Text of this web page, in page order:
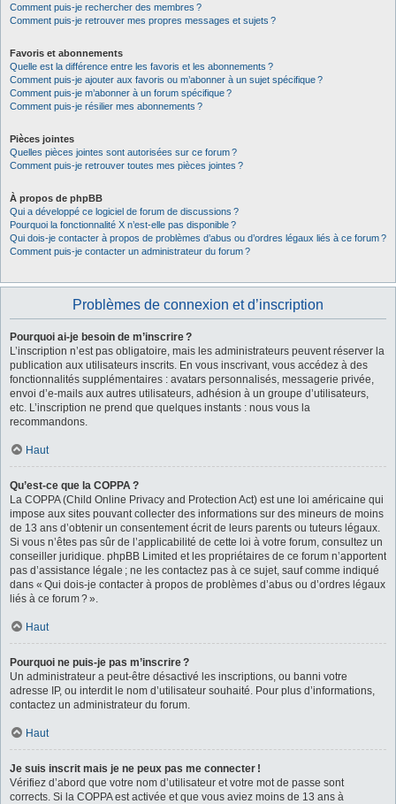
Comment puis-je rechercher des membres ?
Comment puis-je retrouver mes propres messages et sujets ?
Favoris et abonnements
Quelle est la différence entre les favoris et les abonnements ?
Comment puis-je ajouter aux favoris ou m’abonner à un sujet spécifique ?
Comment puis-je m’abonner à un forum spécifique ?
Comment puis-je résilier mes abonnements ?
Pièces jointes
Quelles pièces jointes sont autorisées sur ce forum ?
Comment puis-je retrouver toutes mes pièces jointes ?
À propos de phpBB
Qui a développé ce logiciel de forum de discussions ?
Pourquoi la fonctionnalité X n’est-elle pas disponible ?
Qui dois-je contacter à propos de problèmes d’abus ou d’ordres légaux liés à ce forum ?
Comment puis-je contacter un administrateur du forum ?
Problèmes de connexion et d’inscription
Pourquoi ai-je besoin de m’inscrire ?
L’inscription n’est pas obligatoire, mais les administrateurs peuvent réserver la
publication aux utilisateurs inscrits. En vous inscrivant, vous accédez à des
fonctionnalités supplémentaires : avatars personnalisés, messagerie privée,
envoi d’e-mails aux autres utilisateurs, adhésion à un groupe d’utilisateurs,
etc. L’inscription ne prend que quelques instants : nous vous la
recommandons.
Haut
Qu’est-ce que la COPPA ?
La COPPA (Child Online Privacy and Protection Act) est une loi américaine qui
impose aux sites pouvant collecter des informations sur des mineurs de moins
de 13 ans d’obtenir un consentement écrit de leurs parents ou tuteurs légaux.
Si vous n’êtes pas sûr de l’applicabilité de cette loi à votre forum, consultez un
conseiller juridique. phpBB Limited et les propriétaires de ce forum n’apportent
pas d’assistance légale ; ne les contactez pas à ce sujet, sauf comme indiqué
dans « Qui dois-je contacter à propos de problèmes d’abus ou d’ordres légaux
liés à ce forum ? ».
Haut
Pourquoi ne puis-je pas m’inscrire ?
Un administrateur a peut-être désactivé les inscriptions, ou banni votre
adresse IP, ou interdit le nom d’utilisateur souhaité. Pour plus d’informations,
contactez un administrateur du forum.
Haut
Je suis inscrit mais je ne peux pas me connecter !
Vérifiez d’abord que votre nom d’utilisateur et votre mot de passe sont
corrects. Si la COPPA est activée et que vous aviez moins de 13 ans à